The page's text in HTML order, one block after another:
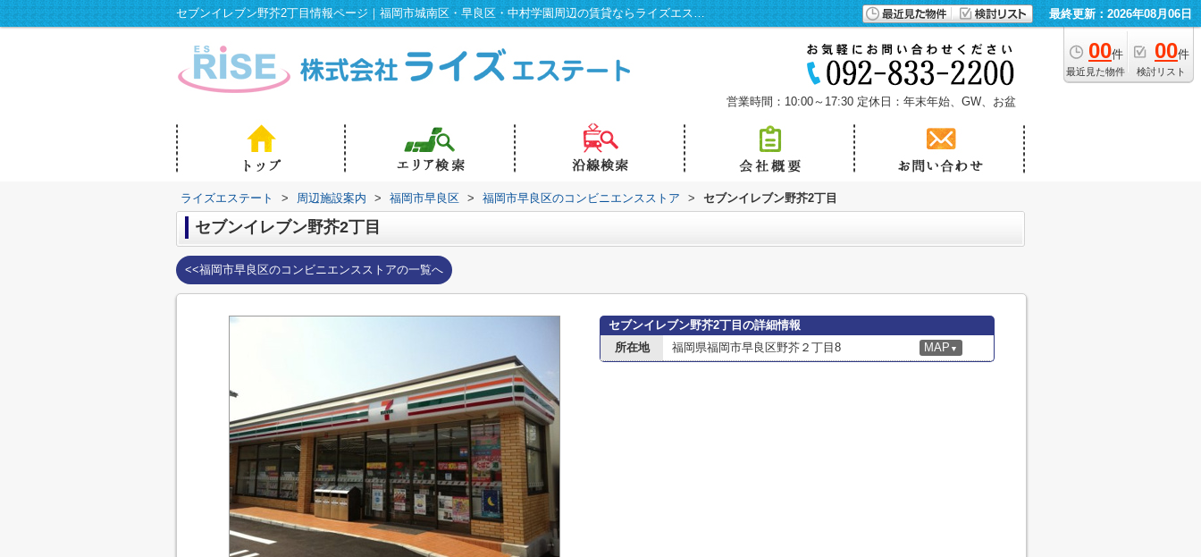
セブンイレブン野芥2丁目情報ページ｜福岡市城南区・早良区・中村学園周辺の賃貸ならライズエステート 最終更新：2026年08月06日
00件
最近見た物件
00件
検討リスト
営業時間：10:00～17:30 定休日：年末年始、GW、お盆
ライズエステート > 周辺施設案内 > 福岡市早良区 > 福岡市早良区のコンビニエンスストア > セブンイレブン野芥2丁目
セブンイレブン野芥2丁目
<<福岡市早良区のコンビニエンスストアの一覧へ
セブンイレブン野芥2丁目の詳細情報
所在地
福岡県福岡市早良区野芥２丁目8 MAP ▼